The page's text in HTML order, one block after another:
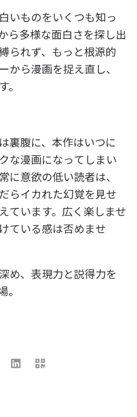
いものをいくつも知っ
ら多様な面白さを探し出
られず、もっと根源的
から漫画を捉え直し、
裏腹に、本作はいつに
な漫画になってしまい
に意欲の低い読者は、
らイカれた幻覚を見せ
ています。広く楽しませ
ている感は否めませ
め、表現力と説得力を